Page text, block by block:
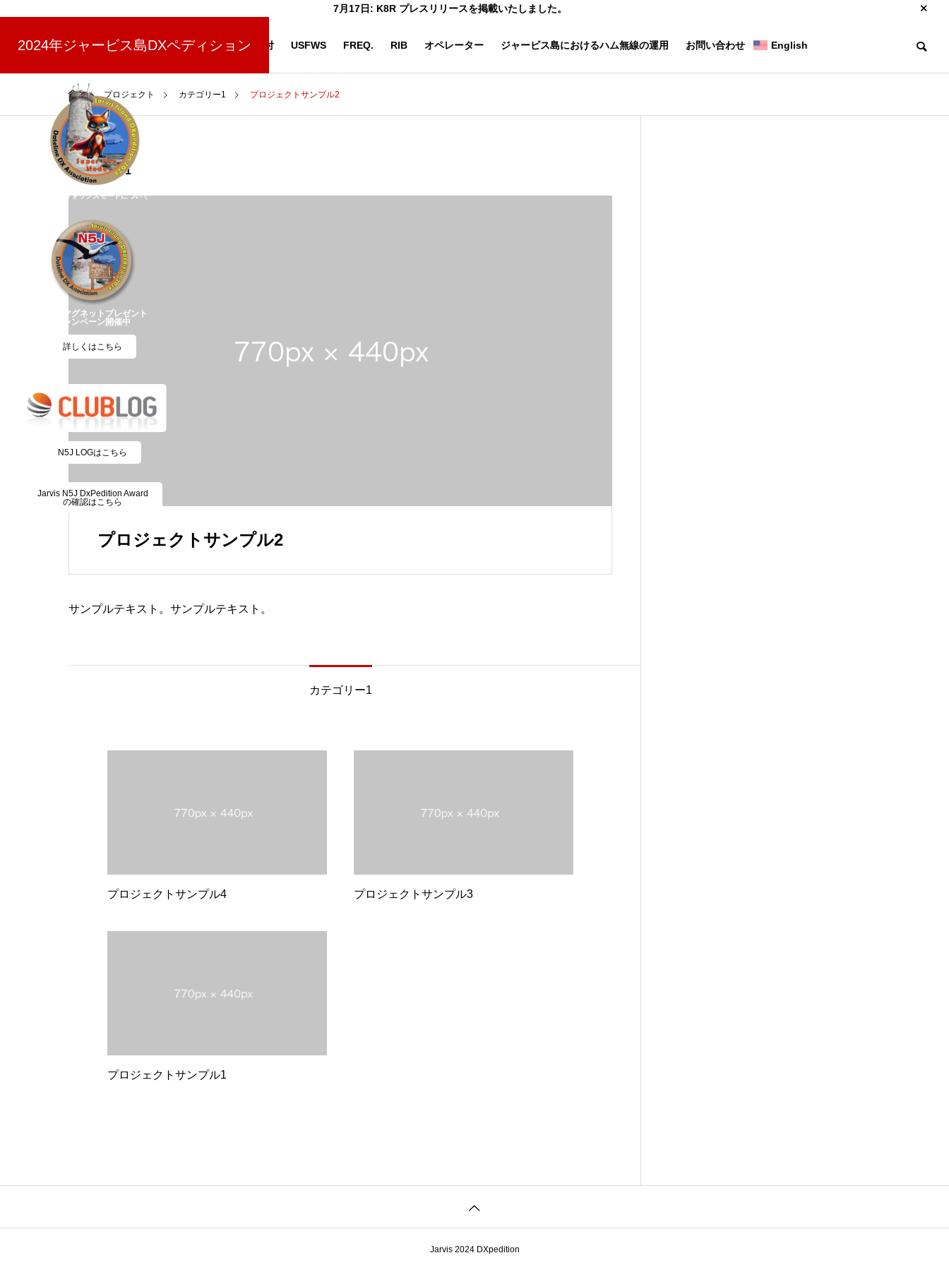
7月17日: K8R プレスリリースを掲載いたしました。
2024年ジャービス島DXペディション
NEWS スポンサー 寄付 USFWS FREQ. RIB オペレーター ジャービス島におけるハム無線の運用 お問い合わせ English
スーパーフォックスモードについて
N5J缶マグネットプレゼント
キャンペーン開催中
詳しくはこちら
N5J LOGはこちら
Jarvis N5J DxPedition Award
の確認はこちら
プロジェクト カテゴリー1 プロジェクトサンプル2
カテゴリー1
プロジェクトサンプル2
サンプルテキスト。サンプルテキスト。
カテゴリー1
プロジェクトサンプル4 プロジェクトサンプル3
プロジェクトサンプル1
Jarvis 2024 DXpedition